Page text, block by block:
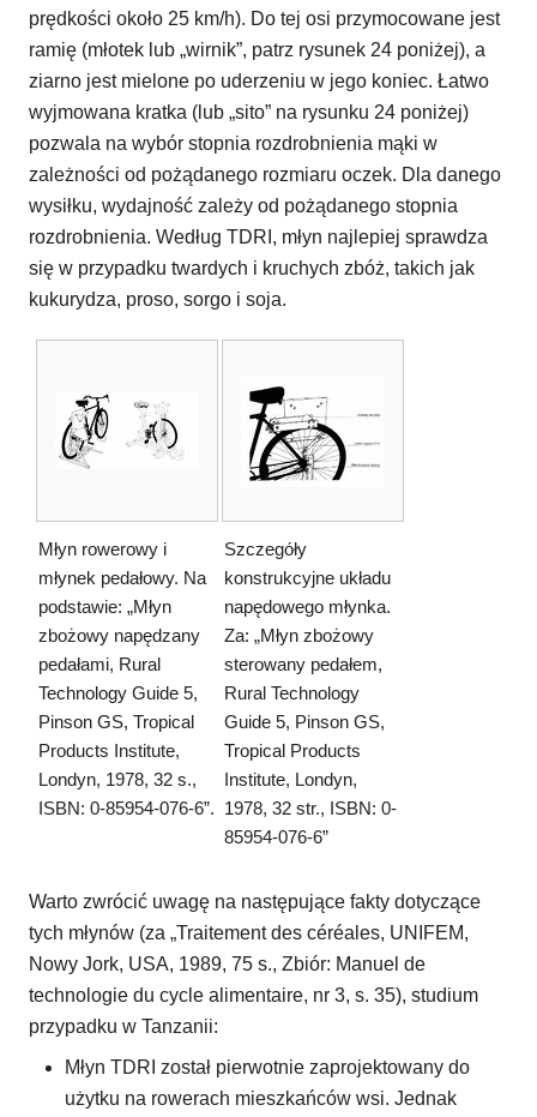
prędkości około 25 km/h). Do tej osi przymocowane jest
ramię (młotek lub „wirnik”, patrz rysunek 24 poniżej), a
ziarno jest mielone po uderzeniu w jego koniec. Łatwo
wyjmowana kratka (lub „sito” na rysunku 24 poniżej)
pozwala na wybór stopnia rozdrobnienia mąki w
zależności od pożądanego rozmiaru oczek. Dla danego
wysiłku, wydajność zależy od pożądanego stopnia
rozdrobnienia. Według TDRI, młyn najlepiej sprawdza
się w przypadku twardych i kruchych zbóż, takich jak
kukurydza, proso, sorgo i soja.
Młyn rowerowy i
młynek pedałowy. Na
podstawie: „Młyn
zbożowy napędzany
pedałami, Rural
Technology Guide 5,
Pinson GS, Tropical
Products Institute,
Londyn, 1978, 32 s.,
ISBN: 0-85954-076-6”.
Szczegóły
konstrukcyjne układu
napędowego młynka.
Za: „Młyn zbożowy
sterowany pedałem,
Rural Technology
Guide 5, Pinson GS,
Tropical Products
Institute, Londyn,
1978, 32 str., ISBN: 0-
85954-076-6”
Warto zwrócić uwagę na następujące fakty dotyczące
tych młynów (za „Traitement des céréales, UNIFEM,
Nowy Jork, USA, 1989, 75 s., Zbiór: Manuel de
technologie du cycle alimentaire, nr 3, s. 35), studium
przypadku w Tanzanii:
Młyn TDRI został pierwotnie zaprojektowany do
użytku na rowerach mieszkańców wsi. Jednak